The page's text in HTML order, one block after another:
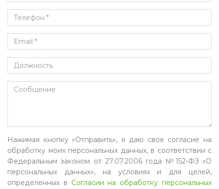
Нажимая кнопку «Отправить», я даю свое согласие на
обработку моих персональных данных, в соответствии с
Федеральным законом от 27.07.2006 года №152-ФЗ «О
персональных данных», на условиях и для целей,
определенных в Согласии на обработку персональных